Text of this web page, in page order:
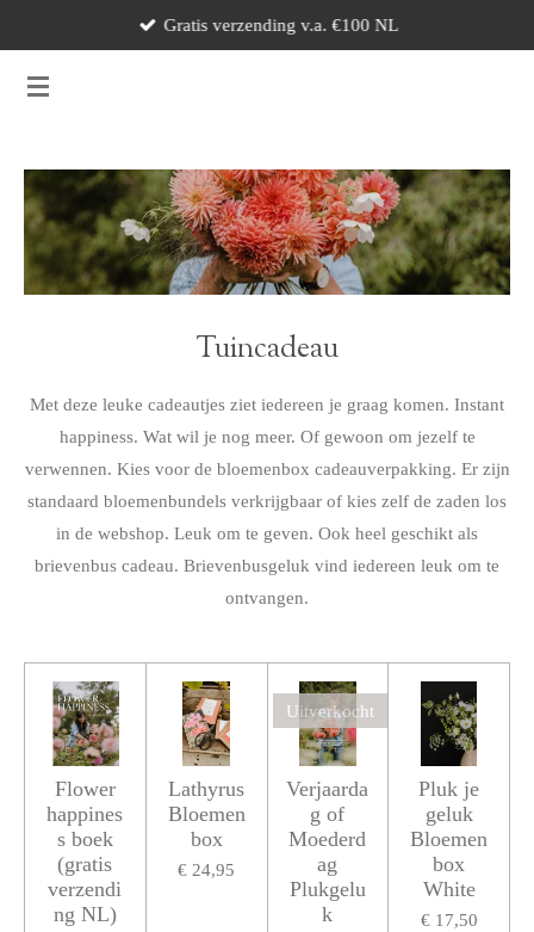
naar
Gratis verzending v.a. €100 NL
Tuincadeau
Met deze leuke cadeautjes ziet iedereen je graag komen. Instant
happiness. Wat wil je nog meer. Of gewoon om jezelf te
verwennen. Kies voor de bloemenbox cadeauverpakking. Er zijn
standaard bloemenbundels verkrijgbaar of kies zelf de zaden los
in de webshop. Leuk om te geven. Ook heel geschikt als
brievenbus cadeau. Brievenbusgeluk vind iedereen leuk om te
ontvangen.
Flower
happines
s boek
(gratis
verzendi
ng NL)
Lathyrus
Bloemen
box
€ 24,95
Uitverkocht
Verjaarda
g of
Moederd
ag
Plukgelu
k
Pluk je
geluk
Bloemen
box
White
€ 17,50